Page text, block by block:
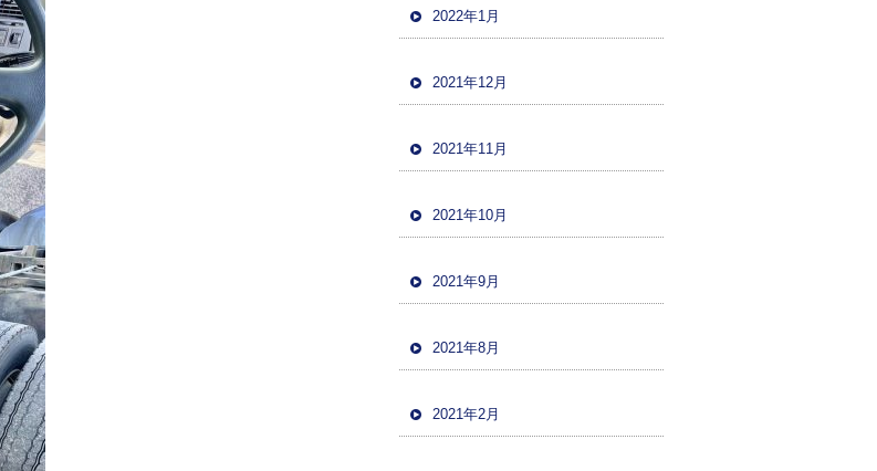
2022年1月
2021年12月
2021年11月
2021年10月
2021年9月
2021年8月
2021年2月